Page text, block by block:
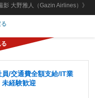
影 大野雅人（Gazin Airlines）》
/交通費全額支給/IT業
経験歓迎